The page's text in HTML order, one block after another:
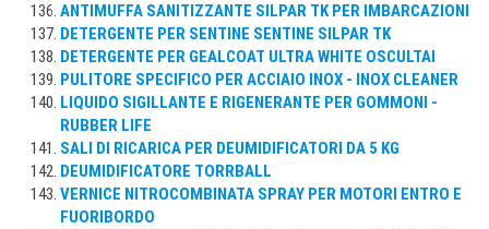
ANTIMUFFA SANITIZZANTE SILPAR TK PER IMBARCAZIONI
DETERGENTE PER SENTINE SENTINE SILPAR TK
DETERGENTE PER GEALCOAT ULTRA WHITE OSCULTAI
PULITORE SPECIFICO PER ACCIAIO INOX - INOX CLEANER
LIQUIDO SIGILLANTE E RIGENERANTE PER GOMMONI -
RUBBER LIFE
SALI DI RICARICA PER DEUMIDIFICATORI DA 5 KG
DEUMIDIFICATORE TORRBALL
VERNICE NITROCOMBINATA SPRAY PER MOTORI ENTRO E
FUORIBORDO